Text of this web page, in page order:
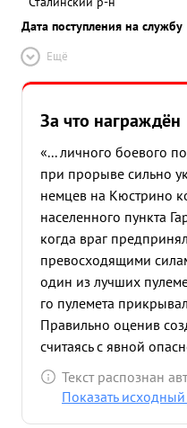
Дата поступления на службу
Ещё
За что награждён
«... личного боевого
при прорыве сильно
немцев на Кюстрино
населенного пункта
когда враг
превосходящими
один из лучших
го пулемета
Правильно оценив
считаясь с явной
выдвинулся вперед и
уничтожил 85
Текст распознан
Показать